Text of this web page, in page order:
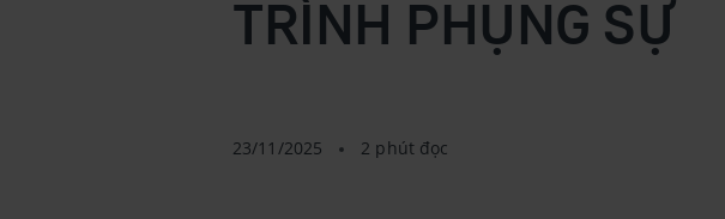
TRÌNH PHỤNG SỰ
23/11/2025 2 phút đọc